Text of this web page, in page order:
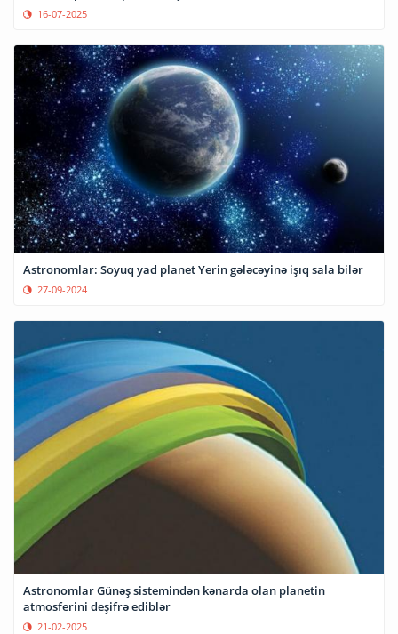
16-07-2025
Astronomlar: Soyuq yad planet Yerin gələcəyinə işıq sala bilər
27-09-2024
Astronomlar Günəş sistemindən kənarda olan planetin
atmosferini deşifrə ediblər
21-02-2025